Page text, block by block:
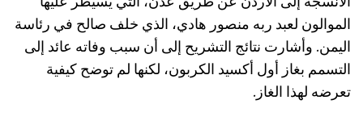
الموالون لعبد ربه منصور هادي، الذي خلف صالح في رئاسة
اليمن. وأشارت نتائج التشريح إلى أن سبب وفاته عائد إلى
التسمم بغاز أول أكسيد الكربون، لكنها لم توضح كيفية
تعرضه لهذا الغاز.